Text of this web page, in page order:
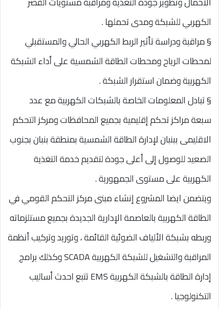
الكهربي للشبكة ومدى تحملها .
§ مراقبة ودراسة تأثير الربط الكهربي الحالي والمستقبلي
لمحطات الرياح ومحطات الطاقة الشمسية على أداء الشبكة
الكهربية وضمان استقرار الشبكة .
§ تبادل المعلومات الخاصة بالشبكات الكهربية مع عدد
سبعة مراكز تحكم إقليمية بجميع المحافظات ومركز التحكم
الاقليمى ببنبان لإدارة الطاقة الشمسية بمنطقة بنبان بجنوب
الصعيد للوصول إلى أعلى جودة لتقديم خدمة التغذية
الكهربية على مستوى الجمهورية .
ويتضمن ايضا المشروع إنشاء مبنى مركز التحكم القومي في
الطاقة الكهربية بالعاصمة الإدارية الجديدة بجميع مستلزماته
وربطه بشبكة الألياف الضوئية القائمة ، وتوريد وتركيب أنظمة
المراقبة والتشغيل للشبكة الكهربية SCADA وكذلك برامج
إدارة الطاقة بالشبكة الكهربية EMS تتبع احدث أساليب
التكنولوجيا .